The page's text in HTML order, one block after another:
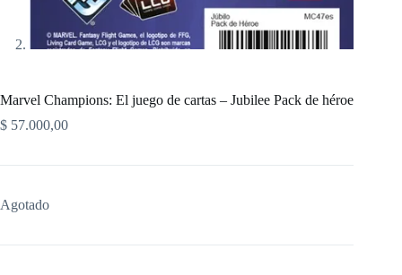
Marvel Champions: El juego de cartas – Jubilee Pack de héroe
$ 57.000,00
Agotado